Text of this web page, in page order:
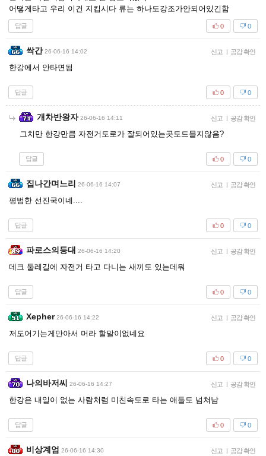
어떻게타고 우리 이건 지킵시다 류는 하나도강조가안되어있긴함
답글 0
0
싹간 26-06-16 14:02 신고 | 공감 확인
한강에서 안타면됨
답글 0
0
개차반왕자 26-06-16 14:11 신고 | 공감 확인
그치만 한강만큼 자전거도로가 잘되어있는곳도드믈지않음?
답글 0
0
집나간며느리 26-06-16 14:07 신고 | 공감 확인
평범한 선진국이네....
답글 0
0
파로스의등대 26-06-16 14:20 신고 | 공감 확인
데크 둘레길에 자전거 타고 다니는 새끼도 있는데뭐
답글 0
0
Xepher 26-06-16 14:22 신고 | 공감 확인
저도어기는게만아서 머라 할말이없네요
답글 0
0
나의바저씨 26-06-16 14:27 신고 | 공감 확인
한강은 내일이 없는 사람처럼 미친속도로 타는 애들도 넘쳐남
답글 0
0
비상계엄 26-06-16 14:30 신고 | 공감 확인